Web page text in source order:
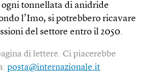
tonnellata di anidride
l’Imo, si potrebbero ricavare
del settore entro il 2050.
di lettere. Ci piacerebbe
posta@internazionale.it